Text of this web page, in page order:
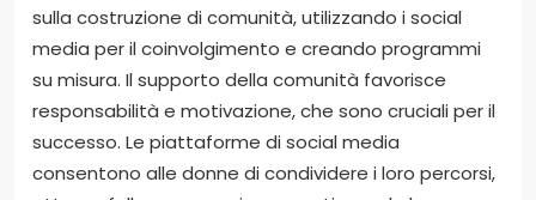
sulla costruzione di comunità, utilizzando i social
media per il coinvolgimento e creando programmi
su misura. Il supporto della comunità favorisce
responsabilità e motivazione, che sono cruciali per il
successo. Le piattaforme di social media
consentono alle donne di condividere i loro percorsi,